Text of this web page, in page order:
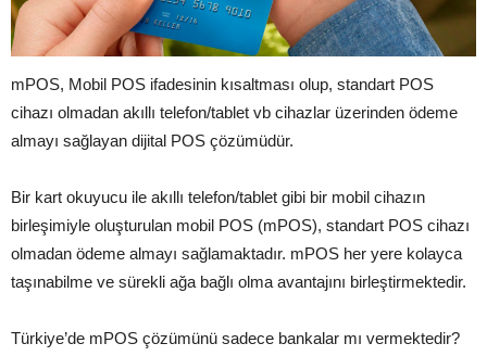
mPOS, Mobil POS ifadesinin kısaltması olup, standart POS
cihazı olmadan akıllı telefon/tablet vb cihazlar üzerinden ödeme
almayı sağlayan dijital POS çözümüdür.
Bir kart okuyucu ile akıllı telefon/tablet gibi bir mobil cihazın
birleşimiyle oluşturulan mobil POS (mPOS), standart POS cihazı
olmadan ödeme almayı sağlamaktadır. mPOS her yere kolayca
taşınabilme ve sürekli ağa bağlı olma avantajını birleştirmektedir.
Türkiye’de mPOS çözümünü sadece bankalar mı vermektedir?